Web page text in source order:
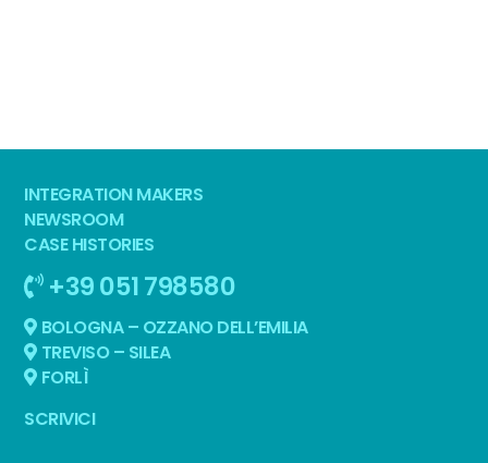
INTEGRATION MAKERS
NEWSROOM
CASE HISTORIES
+39 051 798580
BOLOGNA – OZZANO DELL’EMILIA
TREVISO – SILEA
FORLÌ
SCRIVICI